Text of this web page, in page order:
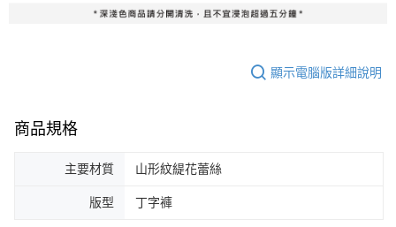
顯示電腦版詳細說明
商品規格
主要材質 山形紋緹花蕾絲
版型 丁字褲